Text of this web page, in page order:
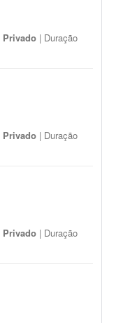
Privado | Duração
Privado | Duração
Privado | Duração